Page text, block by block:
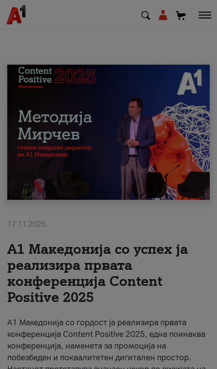
МК EN
Приватни Деловни
Поддршка
Надополни кредит
#ПодобарОнлајн
17.11.2025
А1 Македонија со успех ја
реализира првата
конференција Content
Positive 2025
А1 Македонија со гордост ја реализира првата
конференција Content Positive 2025, една поинаква
конференција, наменета за промоција на
побезбеден и поквалитетен дигитален простор.